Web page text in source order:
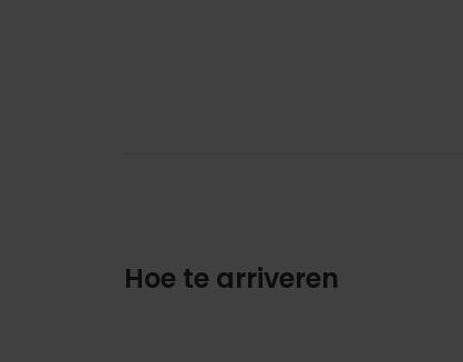
Hoe te arriveren